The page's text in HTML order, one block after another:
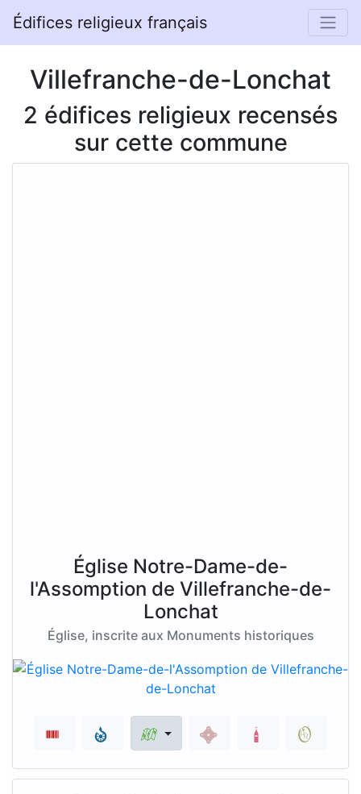
Édifices religieux français
Villefranche-de-Lonchat
2 édifices religieux recensés
sur cette commune
Église Notre-Dame-de-
l'Assomption de Villefranche-de-
Lonchat
Église, inscrite aux Monuments historiques